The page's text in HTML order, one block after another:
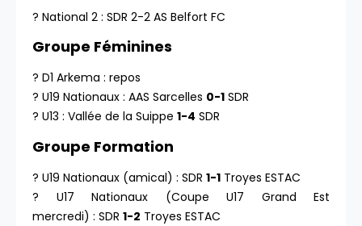
? National 2 : SDR 2-2 AS Belfort FC
Groupe Féminines
? D1 Arkema : repos
? U19 Nationaux : AAS Sarcelles 0-1 SDR
? U13 : Vallée de la Suippe 1-4 SDR
Groupe Formation
? U19 Nationaux (amical) : SDR 1-1 Troyes ESTAC
? U17 Nationaux (Coupe U17 Grand Est
mercredi) : SDR 1-2 Troyes ESTAC